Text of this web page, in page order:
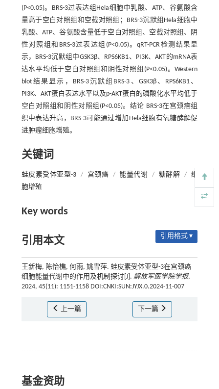
(P<0.05)。BRS-3过表达组Hela细胞中乳酸、ATP、谷氨酸含
量高于空白对照组和空载对照组；BRS-3沉默组Hela细胞中
乳酸、ATP、谷氨酸含量低于空白对照组、空载对照组、阴
性对照组和BRS-3过表达组(P<0.05)。qRT-PCR检测结果显
示，BRS-3沉默组中GSK3β、RPS6KB1、PI3K、AKT的mRNA表
达水平均低于空白对照组和阴性对照组(P<0.05)。Western
blot结果显示，BRS-3沉默组BRS-3、GSK3β、RPS6KB1、
PI3K、AKT蛋白表达水平以及p-AKT蛋白的磷酸化水平均低于
空白对照组和阴性对照组(P<0.05)。结论 BRS-3在宫颈癌组
织中表达升高，BRS-3可能通过增加Hela细胞有氧糖酵解促
进肿瘤细胞增殖。
关键词
蛙皮素受体亚型-3 / 宫颈癌 / 能量代谢 / 糖酵解 /
细
胞增殖
Key words
引用本文 引用格式 ▾
王新梅, 陈怡樵, 何雨, 姚雪萍. 蛙皮素受体亚型-3在宫颈癌
细胞能量代谢中的作用及机制探讨[J]. 解放军医学院学报,
2024, 45(11): 1151-1158 DOI:CNKI:SUN:JYJX.0.2024-11-007
上一篇 下一篇
基金资助